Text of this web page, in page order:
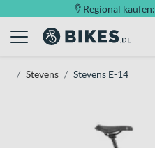
Regional kaufen:
Stevens Stevens E-14